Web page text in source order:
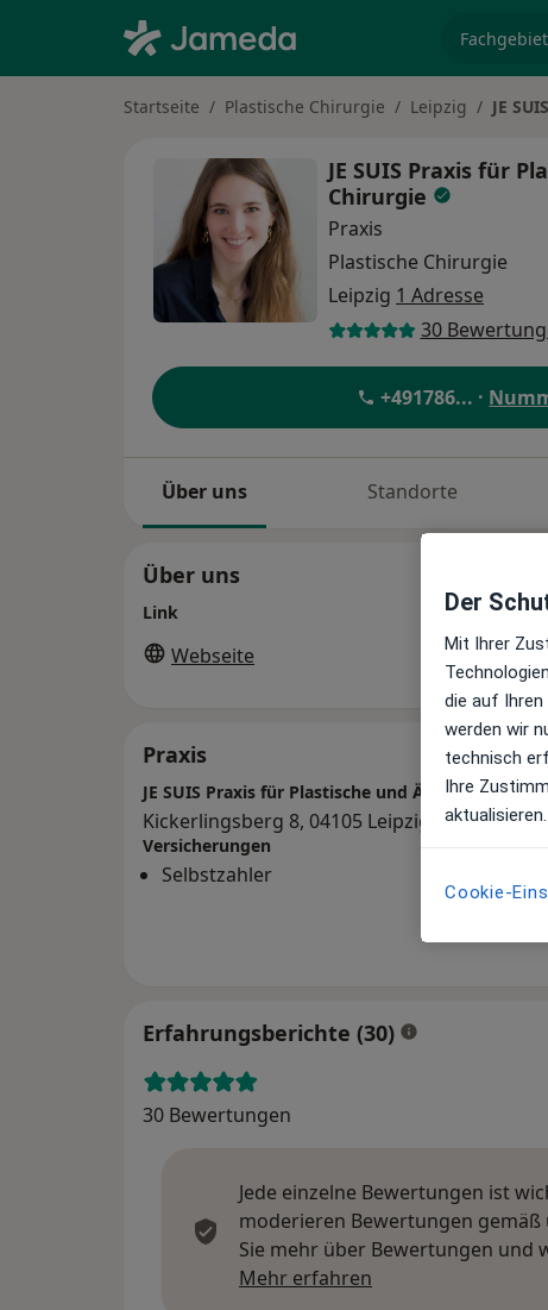
Startseite Plastische Chirurgie Leipzig JE
JE SUIS Praxis für
Chirurgie
Praxis
Plastische Chirurgie
Leipzig 1 Adresse
30
+491786... ·
Über uns Standorte
Über uns
Link
Webseite
Praxis
JE SUIS Praxis für Plastische und Ästhetische
Kickerlingsberg 8, 04105 Leipzig
Versicherungen
Selbstzahler
Erfahrungsberichte (30)
30 Bewertungen
Jede einzelne Bewertungen ist
moderieren Bewertungen
Sie mehr über Bewertungen und
Mehr erfahren
Der
Mit Ihrer
die auf Ihren
werden wir
technisch
Ihre
Cookie-